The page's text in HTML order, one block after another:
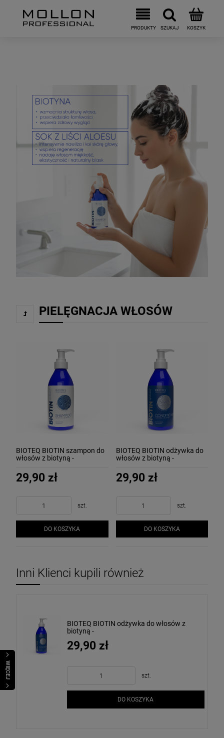
WIĘCEJ
PIELĘGNACJA WŁOSÓW
BIOTEQ BIOTIN szampon do
włosów z biotyną -
SHAMPOO 300 ml
29,90 zł
szt.
DO KOSZYKA
BIOTEQ BIOTIN odżywka do
włosów z biotyną -
CONDITIONER 300 ml
29,90 zł
szt.
DO KOSZYKA
Inni Klienci kupili również
BIOTEQ BIOTIN odżywka do włosów z
biotyną -
STRENGTHENING&REGENERATING
CONDITIONER 300 ml
29,90 zł
szt.
DO KOSZYKA